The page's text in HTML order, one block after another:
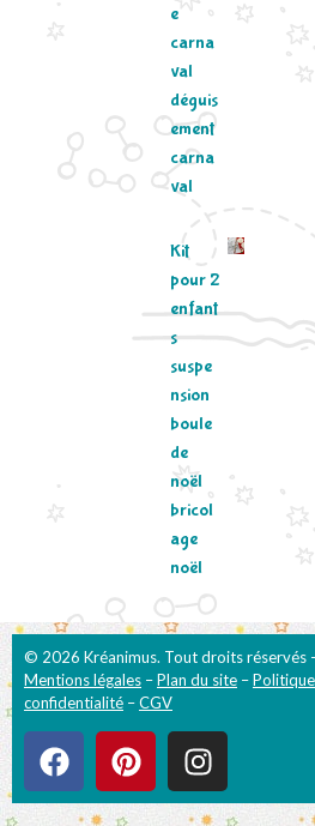
e
carna
val
déguis
ement
carna
val
Kit
pour 2
enfant
s
suspe
nsion
boule
de
noël
bricol
age
noël
© 2026 Kréanimus. Tout droits réservés
Mentions légales –Plan du site –
confidentialité –CGV